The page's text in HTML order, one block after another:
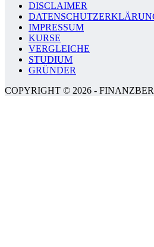
DISCLAIMER
IMPRESSUM
KURSE
VERGLEICHE
STUDIUM
GRÜNDER
COPYRIGHT © 2026 -